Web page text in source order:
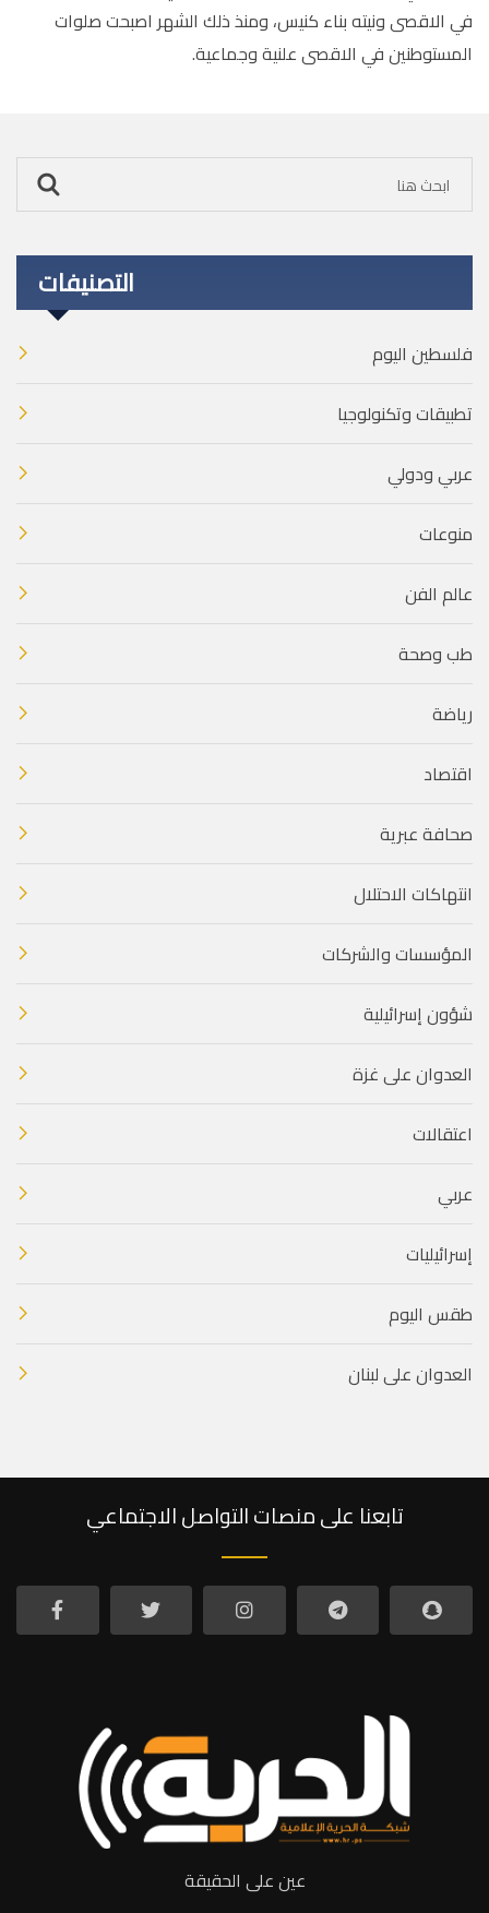
في الاقصى ونيته بناء كنيس، ومنذ ذلك الشهر اصبحت صلوات
المستوطنين في الاقصى علنية وجماعية.
التصنيفات
فلسطين اليوم
تطبيقات وتكنولوجيا
عربي ودولي
منوعات
عالم الفن
طب وصحة
رياضة
اقتصاد
صحافة عبرية
انتهاكات الاحتلال
المؤسسات والشركات
شؤون إسرائيلية
العدوان على غزة
اعتقالات
عربي
إسرائيليات
طقس اليوم
العدوان على لبنان
تابعنا على منصات التواصل الاجتماعي
عين على الحقيقة